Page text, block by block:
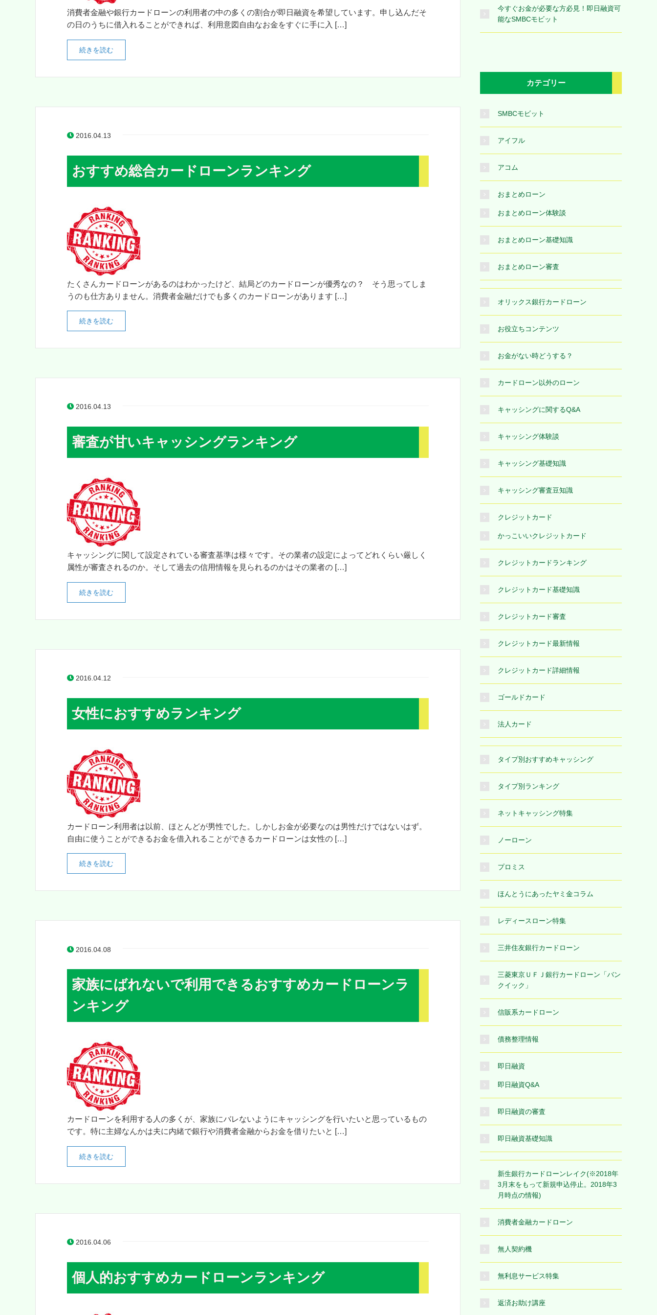
消費者金融や銀行カードローンの利用者の中の多くの割合が即日融資を希望しています。申し込んだそ
の日のうちに借入れることができれば、利用意図自由なお金をすぐに手に入 […]
続きを読む
2016.04.13
おすすめ総合カードローンランキング
たくさんカードローンがあるのはわかったけど、結局どのカードローンが優秀なの？ そう思ってしま
うのも仕方ありません。消費者金融だけでも多くのカードローンがあります […]
続きを読む
2016.04.13
審査が甘いキャッシングランキング
キャッシングに関して設定されている審査基準は様々です。その業者の設定によってどれくらい厳しく
属性が審査されるのか。そして過去の信用情報を見られるのかはその業者の […]
続きを読む
2016.04.12
女性におすすめランキング
カードローン利用者は以前、ほとんどが男性でした。しかしお金が必要なのは男性だけではないはず。
自由に使うことができるお金を借入れることができるカードローンは女性の […]
続きを読む
2016.04.08
家族にばれないで利用できるおすすめカードローンラ
ンキング
カードローンを利用する人の多くが、家族にバレないようにキャッシングを行いたいと思っているもの
です。特に主婦なんかは夫に内緒で銀行や消費者金融からお金を借りたいと […]
続きを読む
2016.04.06
個人的おすすめカードローンランキング
今すぐお金が必要な方必見！即日融資可
能なSMBCモビット
カテゴリー
SMBCモビット
アイフル
アコム
おまとめローン
おまとめローン体験談
おまとめローン基礎知識
おまとめローン審査
オリックス銀行カードローン
お役立ちコンテンツ
お金がない時どうする？
カードローン以外のローン
キャッシングに関するQ&A
キャッシング体験談
キャッシング基礎知識
キャッシング審査豆知識
クレジットカード
かっこいいクレジットカード
クレジットカードランキング
クレジットカード基礎知識
クレジットカード審査
クレジットカード最新情報
クレジットカード詳細情報
ゴールドカード
法人カード
タイプ別おすすめキャッシング
タイプ別ランキング
ネットキャッシング特集
ノーローン
プロミス
ほんとうにあったヤミ金コラム
レディースローン特集
三井住友銀行カードローン
三菱東京ＵＦＪ銀行カードローン「バン
クイック」
信販系カードローン
債務整理情報
即日融資
即日融資Q&A
即日融資の審査
即日融資基礎知識
新生銀行カードローンレイク(※2018年
3月末をもって新規申込停止。2018年3
月時点の情報)
消費者金融カードローン
無人契約機
無利息サービス特集
返済お助け講座